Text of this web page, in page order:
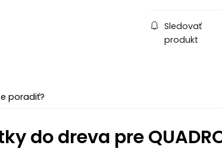
Sledovať
produkt
poradiť?
do dreva pre